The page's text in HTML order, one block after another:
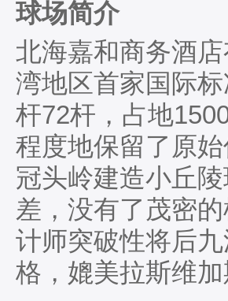
球场简介
北海嘉和商务酒
湾地区首家国际
杆72杆，占地
程度地保留了原
冠头岭建造小丘
差，没有了茂密
计师突破性将后
格，媲美拉斯维